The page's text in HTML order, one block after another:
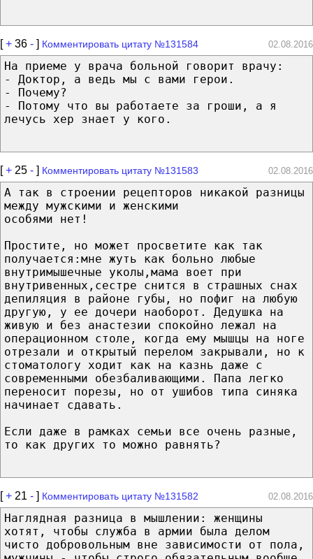
[+ 36 - ] Комментировать цитату №131584 02.08.2016
На приеме у врача больной говорит врачу:
- Доктор, а ведь мы с вами герои.
- Почему?
- Потому что вы работаете за гроши, а я
лечусь хер знает у кого.
[+ 25 - ] Комментировать цитату №131583 02.08.2016
А так в строении рецепторов никакой разницы
между мужскими и женскими
особями нет!
Простите, но может просветите как так
получается:мне жуть как больно любые
внутримышечные уколы,мама воет при
внутривенных,сестре снится в страшных снах
депиляция в районе губы, но пофиг на любую
другую, у ее дочери наоборот. Дедушка на
живую и без анастезии спокойно лежал на
операционном столе, когда ему мышцы на ноге
отрезали и открытый перелом закрывали, но к
стоматологу ходит как на казнь даже с
современными обезбаливающими. Папа легко
переносит порезы, но от ушибов типа синяка
начинает сдавать.
Если даже в рамках семьи все очень разные,
то как других то можно равнять?
[+ 21 - ] Комментировать цитату №131582 02.08.2016
Наглядная разница в мышлении: женщины
хотят, чтобы служба в армии была делом
чисто добровольным вне зависимости от пола,